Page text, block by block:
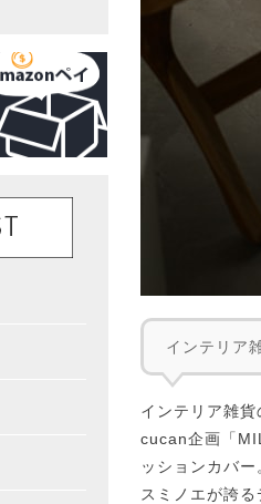
かんたん！オ
カーテンサイ
カーテン生地
DESIGN
NEXTHOME
既製カーテン
遮光カーテン
100×135cm
100×178cm
厚地カーテン
100×135cm
ラグをサイズ
100×140cm
140×200cm程
ラグを機能で
床暖房/ホッ
カーペットを
176×176cm
インテリア
インテリア雑貨
cucan企画「
ッションカバー
スミノエが誇